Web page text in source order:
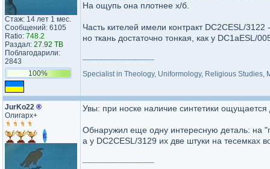
Стаж: 14 лет 1 мес.
Сообщений: 6105
Ratio: 748.2
Раздал: 27.92 TB
Поблагодарили:
2843
100%
На ощупь она плотнее х/б.
Часть кителей имели контракт DC2CESL/
но ткань достаточно тонкая, как у DC1aESL/
Specialist in Theology, Uniformology, Religious
JurKo22 ®
Олигарх+
Увы: при носке наличие синтетики
Обнаружил еще одну интересную деталь: на
а у DC2CESL/3129 их две штуки на тесемках